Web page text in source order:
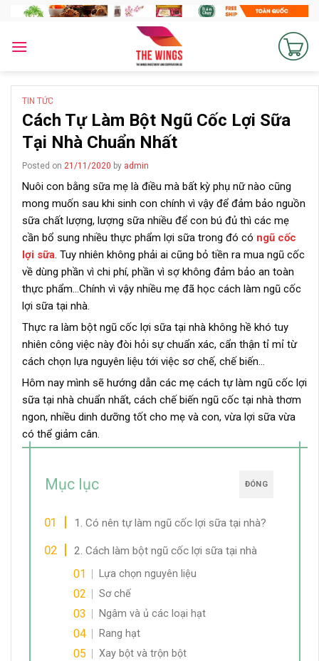
content
TIN TỨC
Cách Tự Làm Bột Ngũ Cốc Lợi Sữa
Tại Nhà Chuẩn Nhất
Posted on 21/11/2020 by admin
Nuôi con bằng sữa mẹ là điều mà bất kỳ phụ nữ nào cũng
mong muốn sau khi sinh con chính vì vậy để đảm bảo nguồn
sữa chất lượng, lượng sữa nhiều để con bú đủ thì các mẹ
cần bổ sung nhiều thực phẩm lợi sữa trong đó có ngũ cốc
lợi sữa . Tuy nhiên không phải ai cũng bỏ tiền ra mua ngũ cốc
về dùng phần vì chi phí, phần vì sợ không đảm bảo an toàn
thực phẩm…Chính vì vậy nhiều mẹ đã học cách làm ngũ cốc
lợi sữa tại nhà.
Thực ra làm bột ngũ cốc lợi sữa tại nhà không hề khó tuy
nhiên công việc này đòi hỏi sự chuẩn xác, cẩn thận tỉ mỉ từ
cách chọn lựa nguyên liệu tới việc sơ chế, chế biến…
Hôm nay mình sẽ hướng dẫn các mẹ cách tự làm ngũ cốc lợi
sữa tại nhà chuẩn nhất, cách chế biến ngũ cốc tại nhà thơm
ngon, nhiều dinh dưỡng tốt cho mẹ và con, vừa lợi sữa vừa
có thể giảm cân.
ĐÓNG
Mục lục
1. Có nên tự làm ngũ cốc lợi sữa tại nhà?
2. Cách làm bột ngũ cốc lợi sữa tại nhà
Lựa chọn nguyên liệu
Sơ chế
Ngâm và ủ các loại hạt
Rang hạt
Xay bột và trộn bột